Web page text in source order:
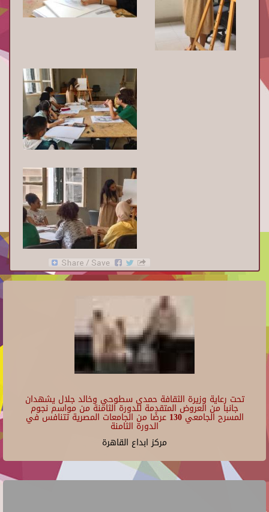
تحت رعاية وزيرة الثقافة حمدي سطوحي وخالد جلال يشهدان
جانبا من العروض المتقدمة للدورة الثامنة من مواسم نجوم
المسرح الجامعي 130 عرضًا من الجامعات المصرية تتنافس في
الدورة الثامنة
مركز ابداع القاهرة